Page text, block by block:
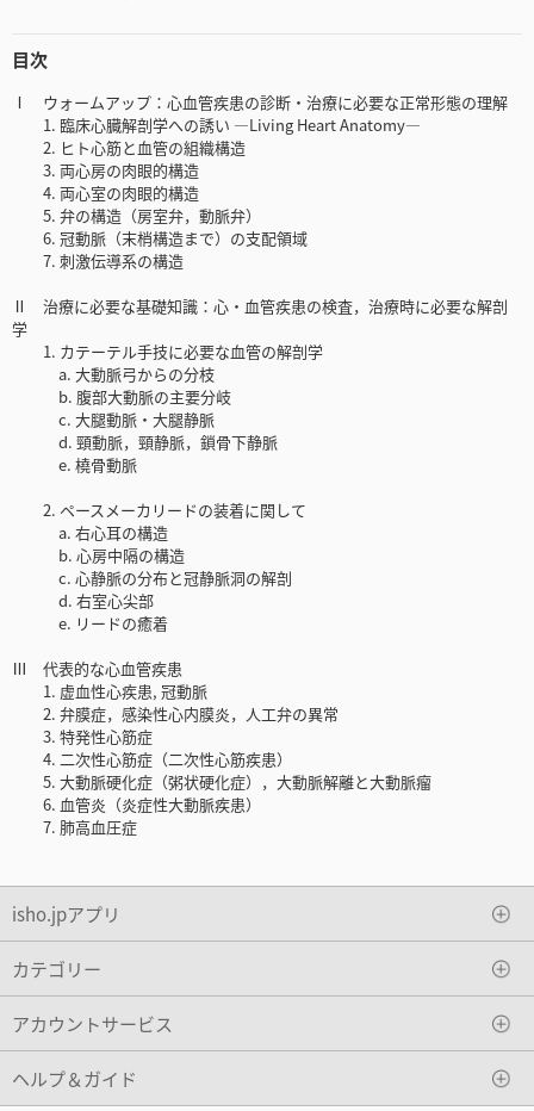
目次
Ⅰ ウォームアップ：心血管疾患の診断・治療に必要な正常形態の理解
1. 臨床心臓解剖学への誘い ―Living Heart Anatomy―
2. ヒト心筋と血管の組織構造
3. 両心房の肉眼的構造
4. 両心室の肉眼的構造
5. 弁の構造（房室弁，動脈弁）
6. 冠動脈（末梢構造まで）の支配領域
7. 刺激伝導系の構造
Ⅱ 治療に必要な基礎知識：心・血管疾患の検査，治療時に必要な解剖
学
1. カテーテル手技に必要な血管の解剖学
a. 大動脈弓からの分枝
b. 腹部大動脈の主要分岐
c. 大腿動脈・大腿静脈
d. 頸動脈，頸静脈，鎖骨下静脈
e. 橈骨動脈
2. ペースメーカリードの装着に関して
a. 右心耳の構造
b. 心房中隔の構造
c. 心静脈の分布と冠静脈洞の解剖
d. 右室心尖部
e. リードの癒着
Ⅲ 代表的な心血管疾患
1. 虚血性心疾患, 冠動脈
2. 弁膜症，感染性心内膜炎，人工弁の異常
3. 特発性心筋症
4. 二次性心筋症（二次性心筋疾患）
5. 大動脈硬化症（粥状硬化症），大動脈解離と大動脈瘤
6. 血管炎（炎症性大動脈疾患）
7. 肺高血圧症
isho.jpアプリ
カテゴリー
アカウントサービス
ヘルプ＆ガイド